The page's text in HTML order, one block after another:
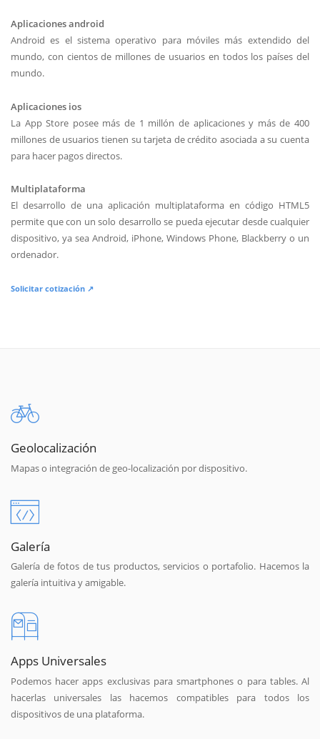
Aplicaciones android
Android es el sistema operativo para móviles más extendido del
mundo, con cientos de millones de usuarios en todos los países del
mundo.
Aplicaciones ios
La App Store posee más de 1 millón de aplicaciones y más de 400
millones de usuarios tienen su tarjeta de crédito asociada a su cuenta
para hacer pagos directos.
Multiplataforma
El desarrollo de una aplicación multiplataforma en código HTML5
permite que con un solo desarrollo se pueda ejecutar desde cualquier
dispositivo, ya sea Android, iPhone, Windows Phone, Blackberry o un
ordenador.
Solicitar cotización ↗
Geolocalización
Mapas o integración de geo-localización por dispositivo.
Galería
Galería de fotos de tus productos, servicios o portafolio. Hacemos la
galería intuitiva y amigable.
Apps Universales
Podemos hacer apps exclusivas para smartphones o para tables. Al
hacerlas universales las hacemos compatibles para todos los
dispositivos de una plataforma.